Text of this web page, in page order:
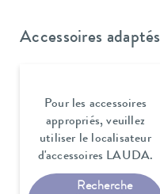
Accessoires adaptés
Pour les accessoires
appropriés, veuillez
utiliser le localisateur
d'accessoires LAUDA.
Recherche